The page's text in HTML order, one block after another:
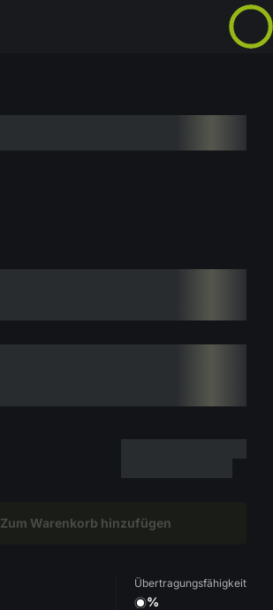
Zum Warenkorb hinzufügen
Übertragungsfähigkeit
%